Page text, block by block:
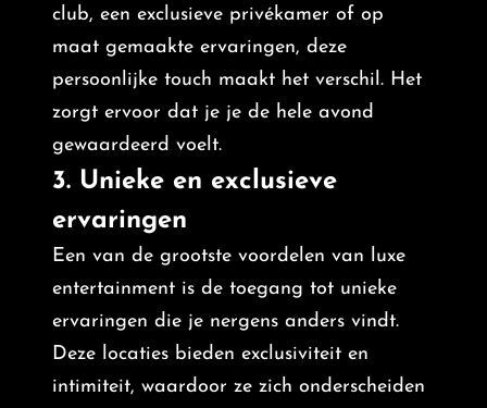
club, een exclusieve privékamer of op
maat gemaakte ervaringen, deze
persoonlijke touch maakt het verschil. Het
zorgt ervoor dat je je de hele avond
gewaardeerd voelt.
3. Unieke en exclusieve
ervaringen
Een van de grootste voordelen van luxe
entertainment is de toegang tot unieke
ervaringen die je nergens anders vindt.
Deze locaties bieden exclusiviteit en
intimiteit, waardoor ze zich onderscheiden